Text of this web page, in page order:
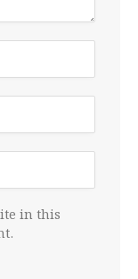
in this